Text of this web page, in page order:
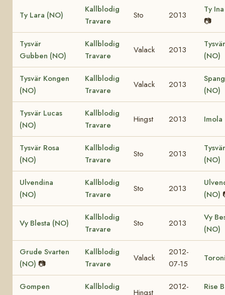
Ty Lara (NO)
Kallblodig
Travare
Sto 2013
Ty
📷
Tysvär
Gubben (NO)
Kallblodig
Travare
Valack 2013
(NO)
Tysvär Kongen
(NO)
Kallblodig
Travare
Valack 2013
(NO)
Tysvär Lucas
(NO)
Kallblodig
Travare
Hingst 2013 Imola
Tysvär Rosa
(NO)
Kallblodig
Travare
Sto 2013
(NO)
Ulvendina
(NO)
Kallblodig
Travare
Sto 2013
(NO)
Vy Blesta (NO)
Kallblodig
Travare
Sto 2013
Vy
(NO)
Grude Svarten
(NO) 📷
Kallblodig
Travare
Valack
2012-
07-15
Gompen
Kallblodig
Hingst
2012-
Rise